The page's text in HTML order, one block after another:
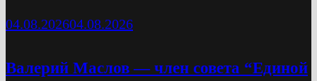
04.08.202604.08.2026
Валерий Маслов — член совета “Единой